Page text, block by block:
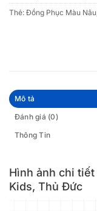
Thẻ: Đồng Phục Màu Nâu
Mô tả
Đánh giá (0)
Thông Tin
Hình ảnh chi
Kids, Thủ Đức